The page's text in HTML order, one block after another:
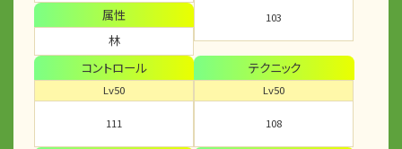
属性
林
103
コントロール
Lv50
111
テクニック
Lv50
108